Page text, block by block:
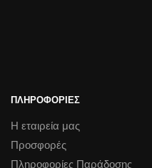
ΠΛΗΡΟΦΟΡΙΕΣ
Η εταιρεία μας
Προσφορές
Πληροφορίες Παράδοσης